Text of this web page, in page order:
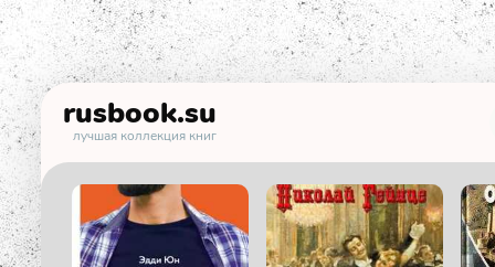
rusbook.su
лучшая коллекция книг